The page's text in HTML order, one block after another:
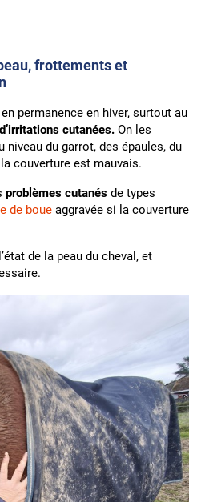
frottements et
permanence en hiver, surtout au
d’irritations cutanées. On les
niveau du garrot, des épaules, du
couverture est mauvais.
problèmes cutanés de types
de boue aggravée si la couverture
de la peau du cheval, et